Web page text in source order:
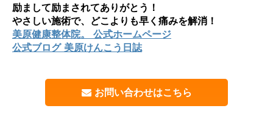
励まして励まされてありがとう！
やさしい施術で、どこよりも早く痛みを解消！
美原健康整体院。 公式ホームページ
公式ブログ 美原けんこう日誌
お問い合わせはこちら